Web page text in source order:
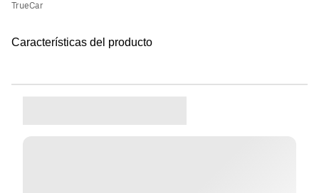
TrueCar
Características del producto